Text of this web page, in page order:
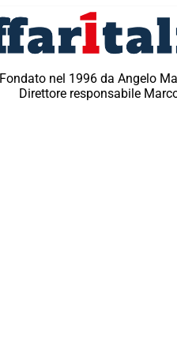
Fondato nel 1996 da Angelo
Direttore responsabile